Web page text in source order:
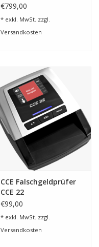
€799,00
* exkl. MwSt. zzgl.
Versandkosten
CCE Falschgeldprüfer
CCE 22
€99,00
* exkl. MwSt. zzgl.
Versandkosten